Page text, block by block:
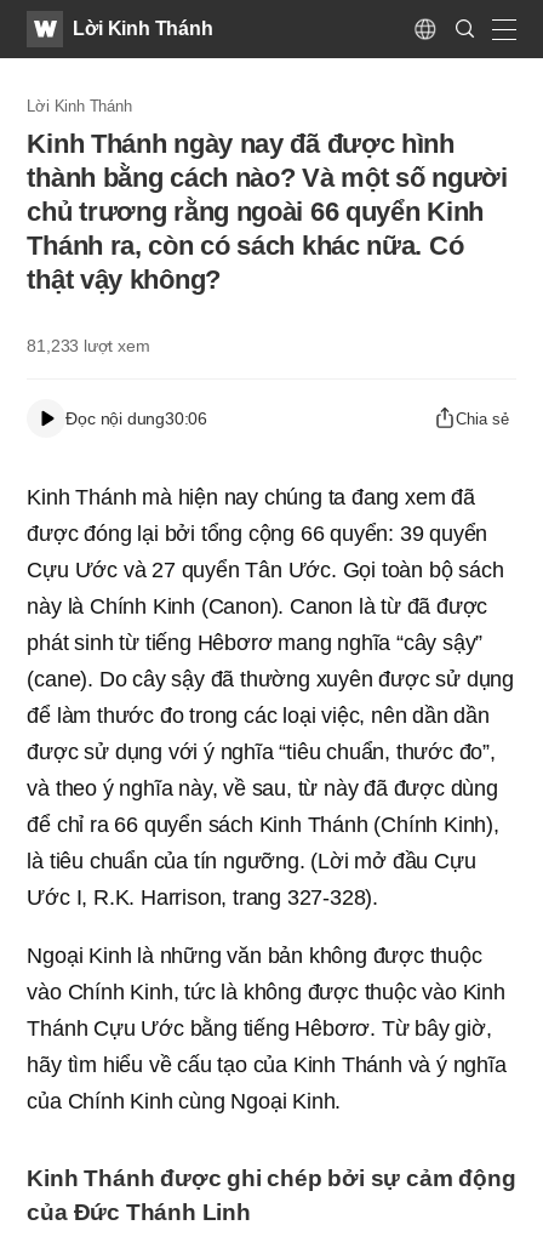
WATVLời Kinh Thánh
Language
Search
Submit
Lời Kinh Thánh
Kinh Thánh ngày nay đã được hình
thành bằng cách nào? Và một số người
chủ trương rằng ngoài 66 quyển Kinh
Thánh ra, còn có sách khác nữa. Có
thật vậy không?
81,233 lượt xem
Đọc nội dung30:06 Chia sẻ
Kinh Thánh mà hiện nay chúng ta đang xem đã
được đóng lại bởi tổng cộng 66 quyển: 39 quyển
Cựu Ước và 27 quyển Tân Ước. Gọi toàn bộ sách
này là Chính Kinh (Canon). Canon là từ đã được
phát sinh từ tiếng Hêbơrơ mang nghĩa “cây sậy”
(cane). Do cây sậy đã thường xuyên được sử dụng
để làm thước đo trong các loại việc, nên dần dần
được sử dụng với ý nghĩa “tiêu chuẩn, thước đo”,
và theo ý nghĩa này, về sau, từ này đã được dùng
để chỉ ra 66 quyển sách Kinh Thánh (Chính Kinh),
là tiêu chuẩn của tín ngưỡng. (Lời mở đầu Cựu
Ước I, R.K. Harrison, trang 327-328).
Ngoại Kinh là những văn bản không được thuộc
vào Chính Kinh, tức là không được thuộc vào Kinh
Thánh Cựu Ước bằng tiếng Hêbơrơ. Từ bây giờ,
hãy tìm hiểu về cấu tạo của Kinh Thánh và ý nghĩa
của Chính Kinh cùng Ngoại Kinh.
Kinh Thánh được ghi chép bởi sự cảm động
của Đức Thánh Linh